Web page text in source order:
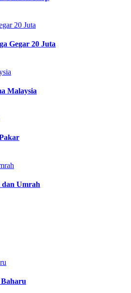
20 Juta
Gegar 20 Juta
Malaysia
dan Umrah